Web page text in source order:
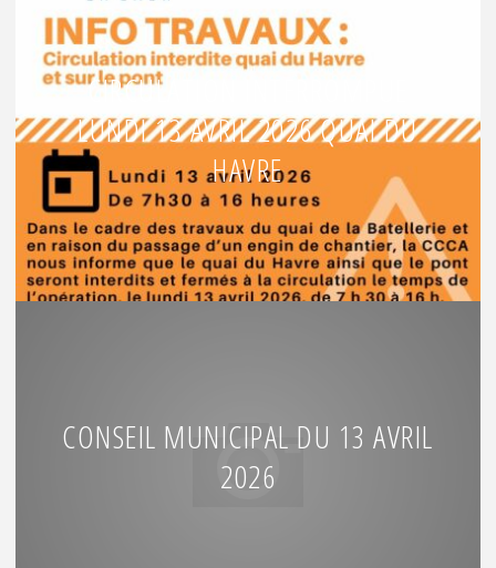
CIRCULATION INTERROMPUE
LUNDI 13 AVRIL 2026 QUAI DU
HAVRE
CONSEIL MUNICIPAL DU 13 AVRIL
2026